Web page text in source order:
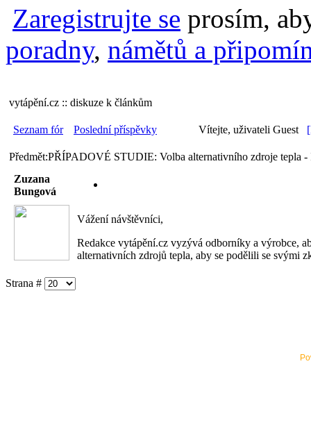
Zaregistrujte se prosím,
poradny, námětů a
vytápění.cz :: diskuze k článkům
Seznam fór Poslední příspěvky Vítejte, uživateli Guest
Předmět:PŘÍPADOVÉ STUDIE: Volba alternativního zdroje tepla -
Zuzana
Bungová
Vážení návštěvníci,
Redakce vytápění.cz vyzývá odborníky a výrobce,
alternativních zdrojů tepla, aby se podělili se svými
Strana #